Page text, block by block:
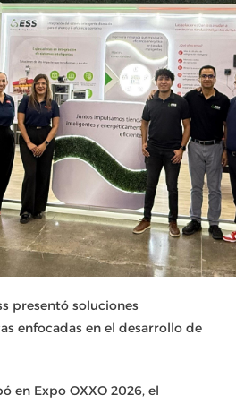
presentó soluciones
enfocadas en el desarrollo de
en Expo OXXO 2026, el